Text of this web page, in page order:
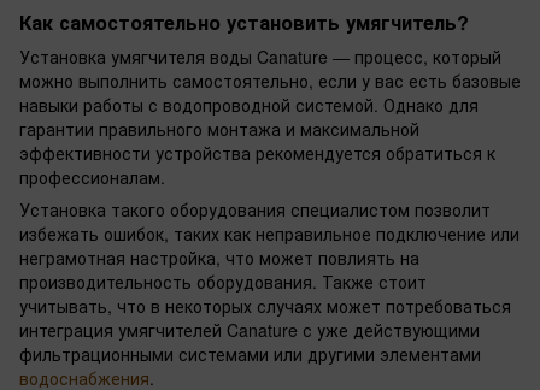
Как самостоятельно установить умягчитель?
Установка умягчителя воды Canature — процесс, который
можно выполнить самостоятельно, если у вас есть базовые
навыки работы с водопроводной системой. Однако для
гарантии правильного монтажа и максимальной
эффективности устройства рекомендуется обратиться к
профессионалам.
Установка такого оборудования специалистом позволит
избежать ошибок, таких как неправильное подключение или
неграмотная настройка, что может повлиять на
производительность оборудования. Также стоит
учитывать, что в некоторых случаях может потребоваться
интеграция умягчителей Canature с уже действующими
фильтрационными системами или другими элементами
водоснабжения.